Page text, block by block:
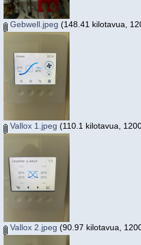
Gebwell.jpeg (148.41 kilotavua,
Vallox 1.jpeg (110.1 kilotavua,
Vallox 2.jpeg (90.97 kilotavua,